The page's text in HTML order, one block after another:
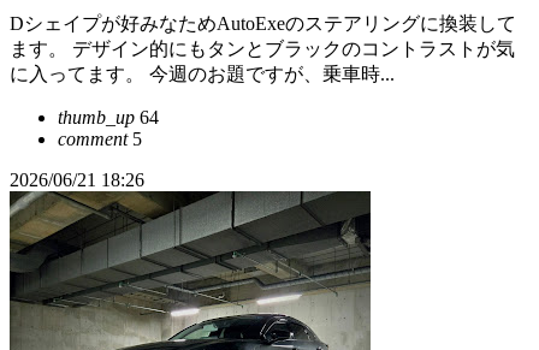
Dシェイプが好みなためAutoExeのステアリングに換装して
ます。 デザイン的にもタンとブラックのコントラストが気
に入ってます。 今週のお題ですが、乗車時...
thumb_up 64
comment5
2026/06/21 18:26